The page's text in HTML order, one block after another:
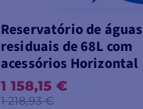
Reservatório de águas
residuais de 68L com
acessórios Horizontal
1 158,15 €
1 218,93 €